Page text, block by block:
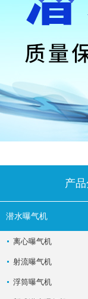
产
潜水曝气机
离心曝气机
射流曝气机
浮筒曝气机